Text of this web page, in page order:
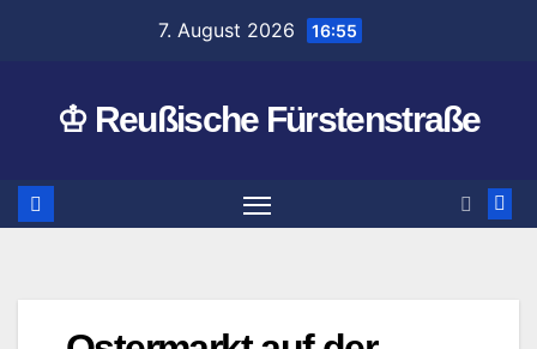
7. August 2026 16:55
♔ Reußische Fürstenstraße